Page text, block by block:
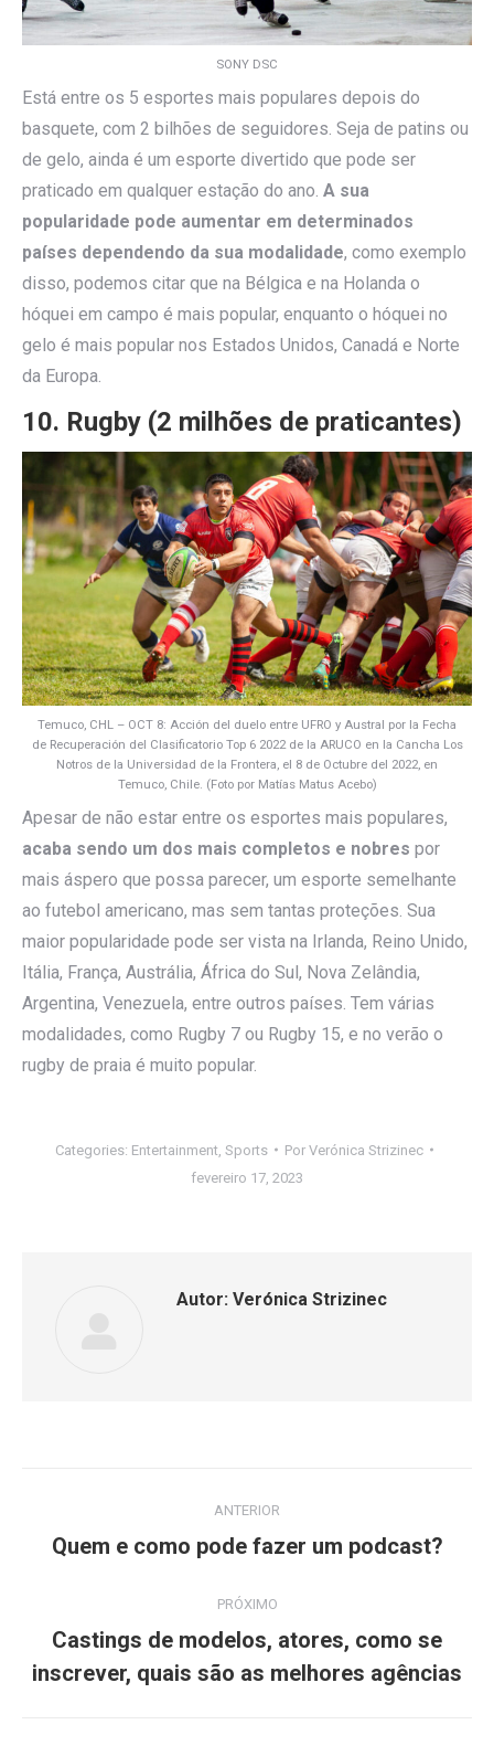
SONY DSC
Está entre os 5 esportes mais populares depois do
basquete, com 2 bilhões de seguidores. Seja de patins ou
de gelo, ainda é um esporte divertido que pode ser
praticado em qualquer estação do ano. A sua
popularidade pode aumentar em determinados
países dependendo da sua modalidade, como exemplo
disso, podemos citar que na Bélgica e na Holanda o
hóquei em campo é mais popular, enquanto o hóquei no
gelo é mais popular nos Estados Unidos, Canadá e Norte
da Europa.
10. Rugby (2 milhões de praticantes)
Temuco, CHL – OCT 8: Acción del duelo entre UFRO y Austral por la Fecha
de Recuperación del Clasificatorio Top 6 2022 de la ARUCO en la Cancha Los
Notros de la Universidad de la Frontera, el 8 de Octubre del 2022, en
Temuco, Chile. (Foto por Matías Matus Acebo)
Apesar de não estar entre os esportes mais populares,
acaba sendo um dos mais completos e nobres por
mais áspero que possa parecer, um esporte semelhante
ao futebol americano, mas sem tantas proteções. Sua
maior popularidade pode ser vista na Irlanda, Reino Unido,
Itália, França, Austrália, África do Sul, Nova Zelândia,
Argentina, Venezuela, entre outros países. Tem várias
modalidades, como Rugby 7 ou Rugby 15, e no verão o
rugby de praia é muito popular.
Categories: Entertainment Sports Por Verónica Strizinec
fevereiro 17, 2023
Autor: Verónica Strizinec
de
ANTERIOR
Post
Quem e como pode fazer um podcast?
PRÓXIMO
Próximo
post:
Castings de modelos, atores, como se
inscrever, quais são as melhores agências